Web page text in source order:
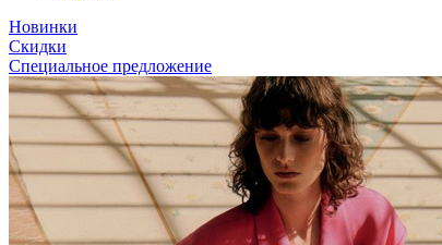
Новинки
Скидки
Специальное предложение